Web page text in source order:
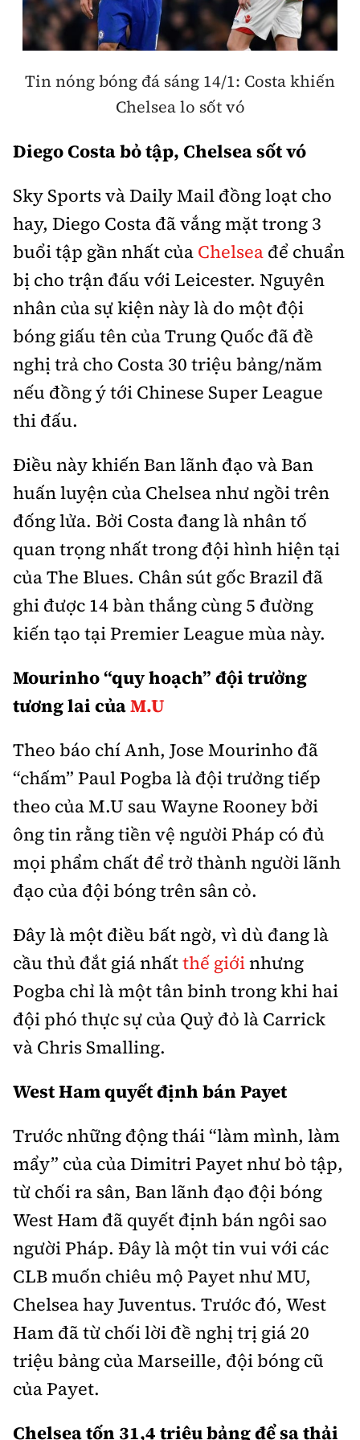
Nhà thầu
Thi viết về GTVT
Gương sáng giao thông
Âm nhạc
Hậu trường sao
360 độ thể thao
Sản phẩm mới
Tư vấn
Thế giới
Thời sự Quốc tế
Hồ sơ tài liệu
Thế giới xây dựng
Đi ++
Ẩm thực
Thời sự
Camera giao thông
Câu chuyện giao thông
Giải trí - Thể thao
Cơ quan chủ quản: Bộ Xây dựng
Giấy phép số: 03/GP-BVHTTDL, cấp ngày 1/4/2025.
Tòa soạn: Số 2 Nguyễn Công Hoan, phường Giảng Võ,
Hà Nội.
Tổng biên tập:Nguyễn Thị Hồng Nga
Phó Tổng biên tập:Nguyễn Sơn Tùng,
Nguyễn Đức Thắng, La Đức Hùng
0901 514 7990915 057 282
Email:bandoc@baoxaydung.vn
Cấm sao chép dưới mọi hình thức nếu không có sự
chấp thuận bằng văn bản.
soạn
Tin nóng bóng đá sáng 14/1: Costa khiến
Chelsea lo sốt vó
Diego Costa bỏ tập, Chelsea sốt vó
Sky Sports và Daily Mail đồng loạt cho
hay, Diego Costa đã vắng mặt trong 3
buổi tập gần nhất của Chelsea để chuẩn
bị cho trận đấu với Leicester. Nguyên
nhân của sự kiện này là do một đội
bóng giấu tên của Trung Quốc đã đề
nghị trả cho Costa 30 triệu bảng/năm
nếu đồng ý tới Chinese Super League
thi đấu.
Điều này khiến Ban lãnh đạo và Ban
huấn luyện của Chelsea như ngồi trên
đống lửa. Bởi Costa đang là nhân tố
quan trọng nhất trong đội hình hiện tại
của The Blues. Chân sút gốc Brazil đã
ghi được 14 bàn thắng cùng 5 đường
kiến tạo tại Premier League mùa này.
Mourinho “quy hoạch” đội trưởng
tương lai củaM.U
Theo báo chí Anh, Jose Mourinho đã
“chấm” Paul Pogba là đội trưởng tiếp
theo của M.U sau Wayne Rooney bởi
ông tin rằng tiền vệ người Pháp có đủ
mọi phẩm chất để trở thành người lãnh
đạo của đội bóng trên sân cỏ.
Đây là một điều bất ngờ, vì dù đang là
cầu thủ đắt giá nhấtthế giớinhưng
Pogba chỉ là một tân binh trong khi hai
đội phó thực sự của Quỷ đỏ là Carrick
và Chris Smalling.
West Ham quyết định bán Payet
Trước những động thái “làm mình, làm
mẩy” của của Dimitri Payet như bỏ tập,
từ chối ra sân, Ban lãnh đạo đội bóng
West Ham đã quyết định bán ngôi sao
người Pháp. Đây là một tin vui với các
CLB muốn chiêu mộ Payet như MU,
Chelsea hay Juventus. Trước đó, West
Ham đã từ chối lời đề nghị trị giá 20
triệu bảng của Marseille, đội bóng cũ
của Payet.
Chelsea tốn 31,4 triệu bảng để sa thải